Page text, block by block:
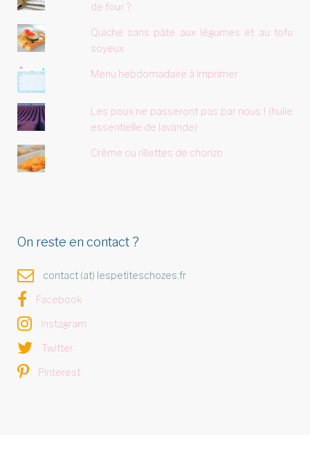
de four ?
Quiche sans pâte aux légumes et au tofu
soyeux
Menu hebdomadaire à imprimer
Les poux ne passeront pas par nous ! (huile
essentielle de lavande)
Crème ou rillettes de chorizo
On reste en contact ?
contact (at) lespetiteschozes.fr
Facebook
Instagram
Twitter
Pinterest